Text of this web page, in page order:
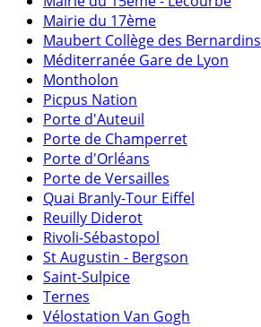
Mairie du 17ème
Maubert Collège des Bernardins
Méditerranée Gare de Lyon
Montholon
Picpus Nation
Porte d'Auteuil
Porte de Champerret
Porte d'Orléans
Porte de Versailles
Quai Branly-Tour Eiffel
Reuilly Diderot
Rivoli-Sébastopol
St Augustin - Bergson
Saint-Sulpice
Ternes
Vélostation Van Gogh